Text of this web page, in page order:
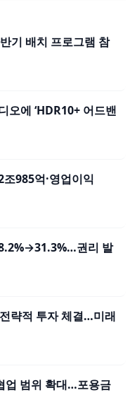
기 배치 프로그램 참
오에 ‘HDR10+ 어드밴
985억·영업이익
권리 발
략적 투자 체결…미래
업 범위 확대…포용금